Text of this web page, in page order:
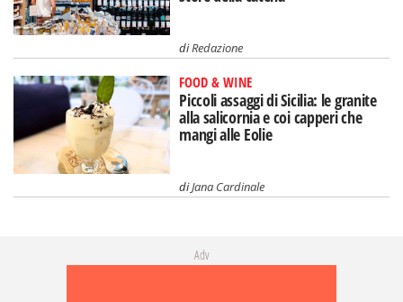
diRedazione
FOOD & WINE
Piccoli assaggi di Sicilia: le granite
alla salicornia e coi capperi che
mangi alle Eolie
diJana Cardinale
Adv